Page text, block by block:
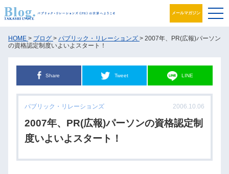
メールマガジン
ブログ
パブリック・リレーションズとは
アカデミック活動
井之上PRグループ
書籍
HOME > ブログ > パブリック・リレーションズ > 2007年、PR(広報)パーソン
の資格認定制度いよいよスタート！
Share Tweet LINE
パブリック・リレーションズ 2006.10.06
2007年、PR(広報)パーソンの資格認定制
度いよいよスタート！